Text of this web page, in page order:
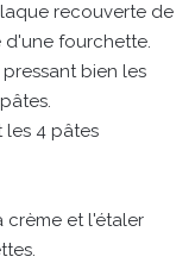
recouverte de
d'une fourchette.
bien les
les 4 pâtes
crème et l'étaler